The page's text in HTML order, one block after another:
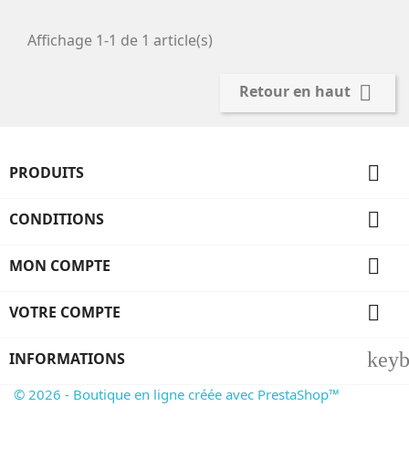
Affichage 1-1 de 1 article(s)
Retour en haut 
PRODUITS 
CONDITIONS 
MON COMPTE 
VOTRE COMPTE 
INFORMATIONS
© 2026 - Boutique en ligne créée avec PrestaShop™